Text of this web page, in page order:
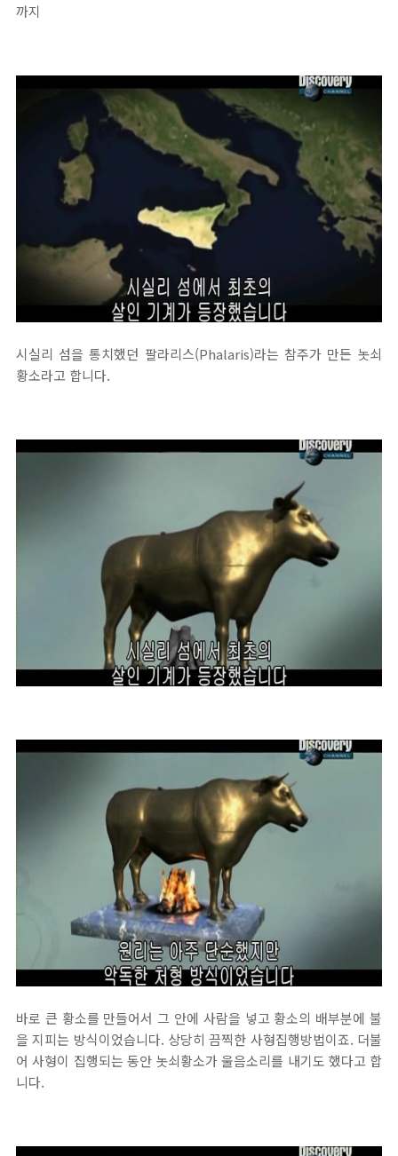
까지
시실리 섬을 통치했던 팔라리스(Phalaris)라는 참주가 만든 놋쇠
황소라고 합니다.
바로 큰 황소를 만들어서 그 안에 사람을 넣고 황소의 배부분에 불
을 지피는 방식이었습니다. 상당히 끔찍한 사형집행방법이죠. 더불
어 사형이 집행되는 동안 놋쇠황소가 울음소리를 내기도 했다고 합
니다.